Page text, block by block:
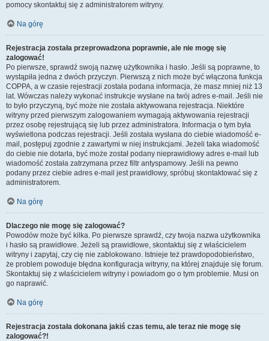
pomocy skontaktuj się z administratorem witryny.
Na górę
Rejestracja została przeprowadzona poprawnie, ale nie mogę się
zalogować!
Po pierwsze, sprawdź swoją nazwę użytkownika i hasło. Jeśli są poprawne, to
wystąpiła jedna z dwóch przyczyn. Pierwszą z nich może być włączona funkcja
COPPA, a w czasie rejestracji została podana informacja, że masz mniej niż 13
lat. Wówczas należy wykonać instrukcje wysłane na twój adres e-mail. Jeśli nie
to było przyczyną, być może nie została aktywowana rejestracja. Niektóre
witryny przed pierwszym zalogowaniem wymagają aktywowania rejestracji
przez osobę rejestrującą się lub przez administratora. Informacja o tym była
wyświetlona podczas rejestracji. Jeśli została wysłana do ciebie wiadomość e-
mail, postępuj zgodnie z zawartymi w niej instrukcjami. Jeżeli taka wiadomość
do ciebie nie dotarła, być może został podany nieprawidłowy adres e-mail lub
wiadomość została zatrzymana przez filtr antyspamowy. Jeśli na pewno
podany przez ciebie adres e-mail jest prawidłowy, spróbuj skontaktować się z
administratorem.
Na górę
Dlaczego nie mogę się zalogować?
Powodów może być kilka. Po pierwsze sprawdź, czy twoja nazwa użytkownika
i hasło są prawidłowe. Jeżeli są prawidłowe, skontaktuj się z właścicielem
witryny i zapytaj, czy cię nie zablokowano. Istnieje też prawdopodobieństwo,
że problem powoduje błędna konfiguracja witryny, na której znajduje się forum.
Skontaktuj się z właścicielem witryny i powiadom go o tym problemie. Musi on
go naprawić.
Na górę
Rejestracja została dokonana jakiś czas temu, ale teraz nie mogę się
zalogować?!